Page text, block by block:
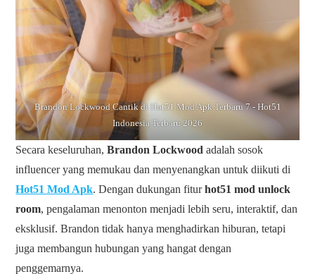
Brandon Lockwood Cantik di Hot51 Mod Apk Terbaru 7 - Hot51
Indonesia Terbaru 2026
Secara keseluruhan,Brandon Lockwood adalah sosok
influencer yang memukau dan menyenangkan untuk diikuti di
Hot51 Mod Apk. Dengan dukungan fiturhot51 mod unlock
room, pengalaman menonton menjadi lebih seru, interaktif, dan
eksklusif. Brandon tidak hanya menghadirkan hiburan, tetapi
juga membangun hubungan yang hangat dengan
penggemarnya.